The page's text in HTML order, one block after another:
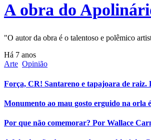
A obra do
"O autor da obra é o talentoso e polêmico
Há 7 anos
Arte Opinião
Força, CR! Santareno e tapajoara de raiz.
Monumento ao mau gosto erguido na orla
Por que não comemorar? Por Wallace